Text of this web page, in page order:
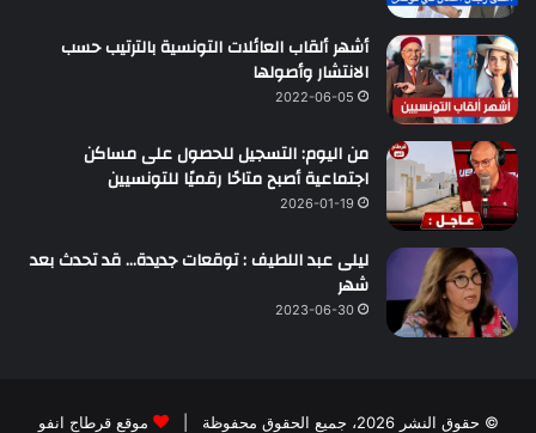
أشهر ألقاب العائلات التونسية بالترتيب حسب
الانتشار وأصولها
2022-06-05
من اليوم: التسجيل للحصول على مساكن
اجتماعية أصبح متاحًا رقميًا للتونسيين
2026-01-19
ليلى عبد اللطيف : توقعات جديدة… قد تحدث بعد
شهر
2023-06-30
© حقوق النشر 2026، جميع الحقوق محفوظة | موقع قرطاج انفو